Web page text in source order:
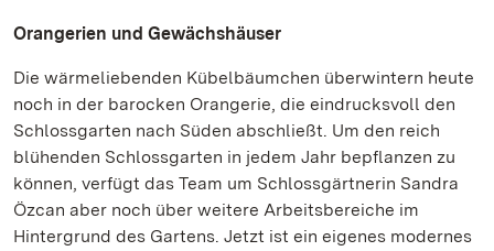
Orangerien und Gewächshäuser
Die wärmeliebenden Kübelbäumchen überwintern heute
noch in der barocken Orangerie, die eindrucksvoll den
Schlossgarten nach Süden abschließt. Um den reich
blühenden Schlossgarten in jedem Jahr bepflanzen zu
können, verfügt das Team um Schlossgärtnerin Sandra
Özcan aber noch über weitere Arbeitsbereiche im
Hintergrund des Gartens. Jetzt ist ein eigenes modernes